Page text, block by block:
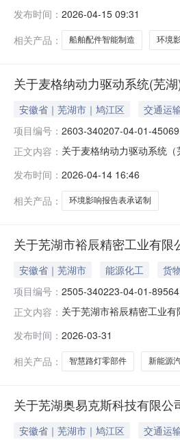
法规和芜湖市政务服务中
民服务中心六楼环保窗口（
发布时间： 2026-04-15 09:31
相关产品：
船舶配件智能制造 环境
关于麦格纳动力驱动系统(芜
安徽省｜芜湖市｜鸠江区 交通运
项目编号： 2603-340207-04-01-
正文内容： 关于麦格纳动力驱动系统
律法规和芜湖市政务服务
市民服务中心六楼环保窗口
发布时间： 2026-04-14 16:46
相关产品：
环境影响报告表承诺制
关于芜湖市裕辰精密工业有
安徽省｜芜湖市 能源化工
货
项目编号： 2505-340223-04-01-
正文内容： 关于芜湖市裕辰精密工业
决定情况予以公示，公示
股。联系电话：0553-6827
发布时间： 2026-03-31
相关产品：
智慧路灯零部件 新能源
关于芜湖奥易克斯科技有限
安徽省｜芜湖市｜鸠江区 交通运